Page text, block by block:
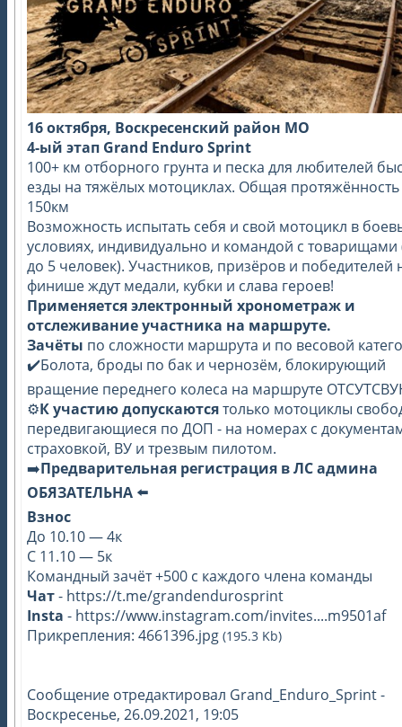
16 октября, Воскресенский район МО
4-ый этап Grand Enduro Sprint
100+ км отборного грунта и песка для любителей
езды на тяжёлых мотоциклах. Общая протяжённость
150км
Возможность испытать себя и свой мотоцикл в
условиях, индивидуально и командой с товарищами
до 5 человек). Участников, призёров и победителей
финише ждут медали, кубки и слава героев!
Применяется электронный хронометраж и
отслеживание участника на маршруте.
Зачёты по сложности маршрута и по весовой
✔️Болота, броды по бак и чернозём, блокирующий
вращение переднего колеса на маршруте
⚙️К участию допускаютсятолько мотоциклы
передвигающиеся по ДОП - на номерах с
страховкой, ВУ и трезвым пилотом.
➡️Предварительная регистрация в ЛС админа
ОБЯЗАТЕЛЬНА ⬅️
Взнос
До 10.10 — 4к
С 11.10 — 5к
Командный зачёт +500 с каждого члена команды
Чат- https://t.me/grandendurosprint
Insta - https://www.instagram.com/invites....m9501af
Прикрепления: 4661396.jpg (195.3 Kb)
Сообщение отредактировал Grand_Enduro_Sprint-
Воскресенье, 26.09.2021, 19:05